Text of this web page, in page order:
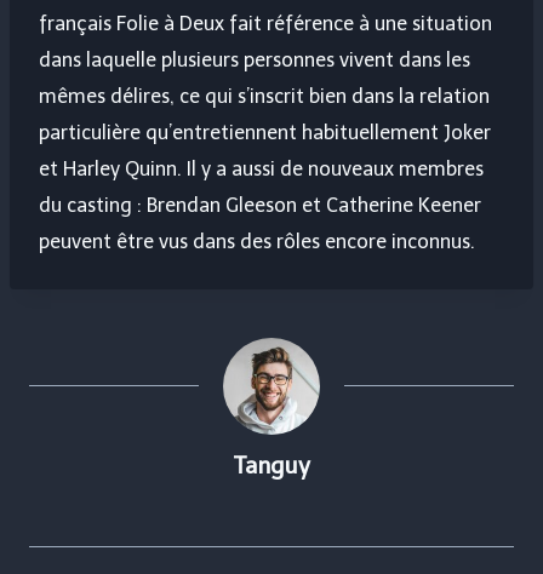
français Folie à Deux fait référence à une situation
dans laquelle plusieurs personnes vivent dans les
mêmes délires, ce qui s’inscrit bien dans la relation
particulière qu’entretiennent habituellement Joker
et Harley Quinn. Il y a aussi de nouveaux membres
du casting : Brendan Gleeson et Catherine Keener
peuvent être vus dans des rôles encore inconnus.
Tanguy